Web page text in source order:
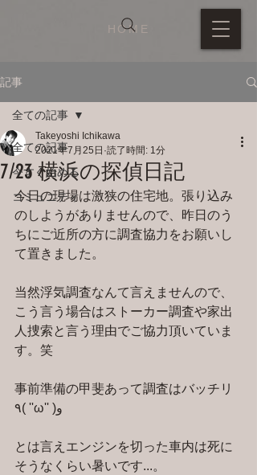
HOME
記事
全ての記事
今すぐ始める
コミュニティ
全ての記事
7/23 横浜の探偵日記
Takeyoshi Ichikawa
2021年7月25日 読了時間: 1分
今日の現場は激狭の住宅地。張り込み
のしようがありませんので、昨日のう
ちにご近所の方に調査協力をお願いし
て置きました。
当然浮気調査なんて言えませんので、
こう言う場合はストーカー調査や家出
人捜索と言う理由でご協力頂いていま
す。笑
事前準備の甲斐あって調査はバッチリ
٩( ''ω'' )و
とは言えエンジンを切った車内は死に
そうなくらい暑いです...。